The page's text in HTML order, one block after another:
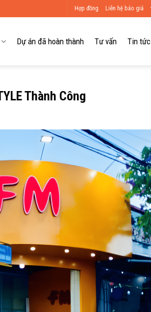
Hợp đồng Liên hệ báo giá
Dự án đã hoàn thành Tư vấn Tin tức
Thành Công